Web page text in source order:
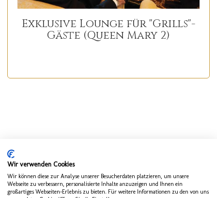
Exklusive Lounge für "Grills"-
Gäste (Queen Mary 2)
Wir verwenden Cookies
Wir können diese zur Analyse unserer Besucherdaten platzieren, um unsere
Webseite zu verbessern, personalisierte Inhalte anzuzeigen und Ihnen ein
großartiges Webseiten-Erlebnis zu bieten. Für weitere Informationen zu den von uns